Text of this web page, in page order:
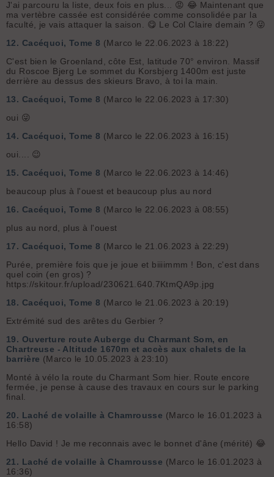
J'ai parcouru la liste, deux fois en plus... 😡 😂 Maintenant que
ma vertèbre cassée est considérée comme consolidée par la
faculté, je vais attaquer la saison. 😋 Le Col Claire demain ? 😜
12. Cacéquoi, Tome 8 (Marco le 22.06.2023 à 18:22)
C'est bien le Groenland, côte Est, latitude 70° environ. Massif
du Roscoe Bjerg Le sommet du Korsbjerg 1400m est juste
derrière au dessus des skieurs Bravo, à toi la main.
13. Cacéquoi, Tome 8 (Marco le 22.06.2023 à 17:30)
oui 😜
14. Cacéquoi, Tome 8 (Marco le 22.06.2023 à 16:15)
oui.... 😉
15. Cacéquoi, Tome 8 (Marco le 22.06.2023 à 14:46)
beaucoup plus à l'ouest et beaucoup plus au nord
16. Cacéquoi, Tome 8 (Marco le 22.06.2023 à 08:55)
plus au nord, plus à l'ouest
17. Cacéquoi, Tome 8 (Marco le 21.06.2023 à 22:29)
Purée, première fois que je joue et biiiimmm ! Bon, c'est dans
quel coin (en gros) ?
https://skitour.fr/upload/230621.640.7KtmQA9p.jpg
18. Cacéquoi, Tome 8 (Marco le 21.06.2023 à 20:19)
Extrémité sud des arêtes du Gerbier ?
19. Ouverture route Auberge du Charmant Som, en
Chartreuse - Altitude 1670m et accès aux chalets de la
barrière (Marco le 10.05.2023 à 23:10)
Monté à vélo la route du Charmant Som hier. Route encore
fermée, je pense à cause des travaux en cours sur le parking
final.
20. Laché de volaille à Chamrousse (Marco le 16.01.2023 à
16:58)
Hello David ! Je me reconnais avec le bonnet d'âne (mérité) 😂
21. Laché de volaille à Chamrousse (Marco le 16.01.2023 à
16:36)